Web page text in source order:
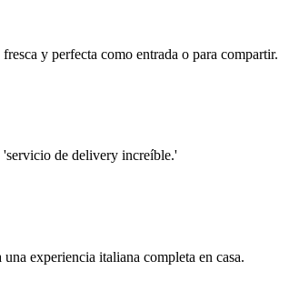
y perfecta como entrada o para compartir.
de delivery increíble.'
experiencia italiana completa en casa.